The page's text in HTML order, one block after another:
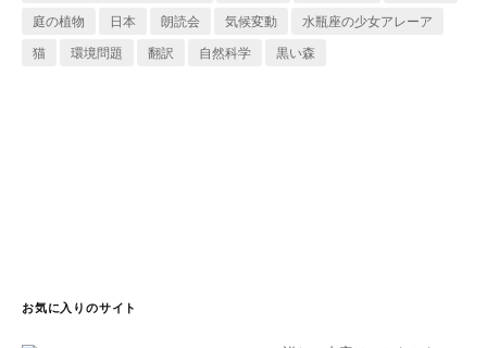
庭の植物
日本 朗読会 気候変動
水瓶座の少女アレーア
猫
環境問題 翻訳 自然科学 黒い森
お気に入りのサイト